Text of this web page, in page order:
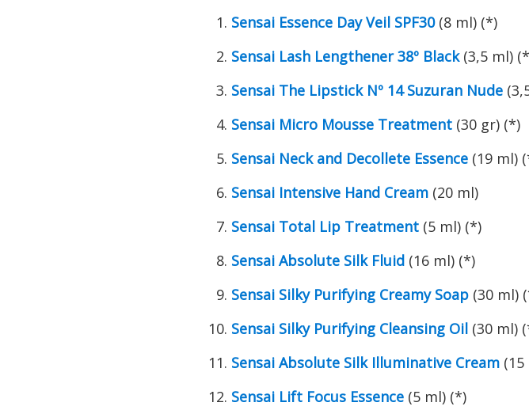
Sensai Essence Day Veil SPF30 (8 ml) (*)
Sensai Lash Lengthener 38º Black (3,5 ml)
Sensai The Lipstick Nº 14 Suzuran Nude
Sensai Micro Mousse Treatment (30 gr) (*)
Sensai Neck and Decollete Essence (19 ml)
Sensai Intensive Hand Cream (20 ml)
Sensai Total Lip Treatment (5 ml) (*)
Sensai Absolute Silk Fluid (16 ml) (*)
Sensai Silky Purifying Creamy Soap (30 ml)
Sensai Silky Purifying Cleansing Oil (30 ml)
Sensai Absolute Silk Illuminative Cream
Sensai Lift Focus Essence (5 ml) (*)